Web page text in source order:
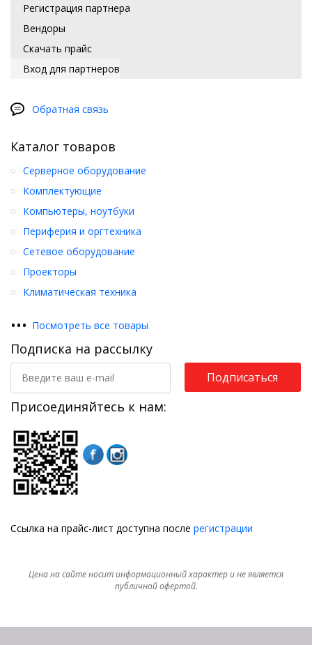
Регистрация партнера
Вендоры
Скачать прайс
Вход для партнеров
Обратная связь
Каталог товаров
Серверное оборудование
Комплектующие
Компьютеры, ноутбуки
Периферия и оргтехника
Сетевое оборудование
Проекторы
Климатическая техника
••• Посмотреть все товары
Подписка на рассылку
Подписаться
Присоединяйтесь к нам:
Ссылка на прайс-лист доступна после регистрации
Цена на сайте носит информационный характер и не является
публичной офертой.